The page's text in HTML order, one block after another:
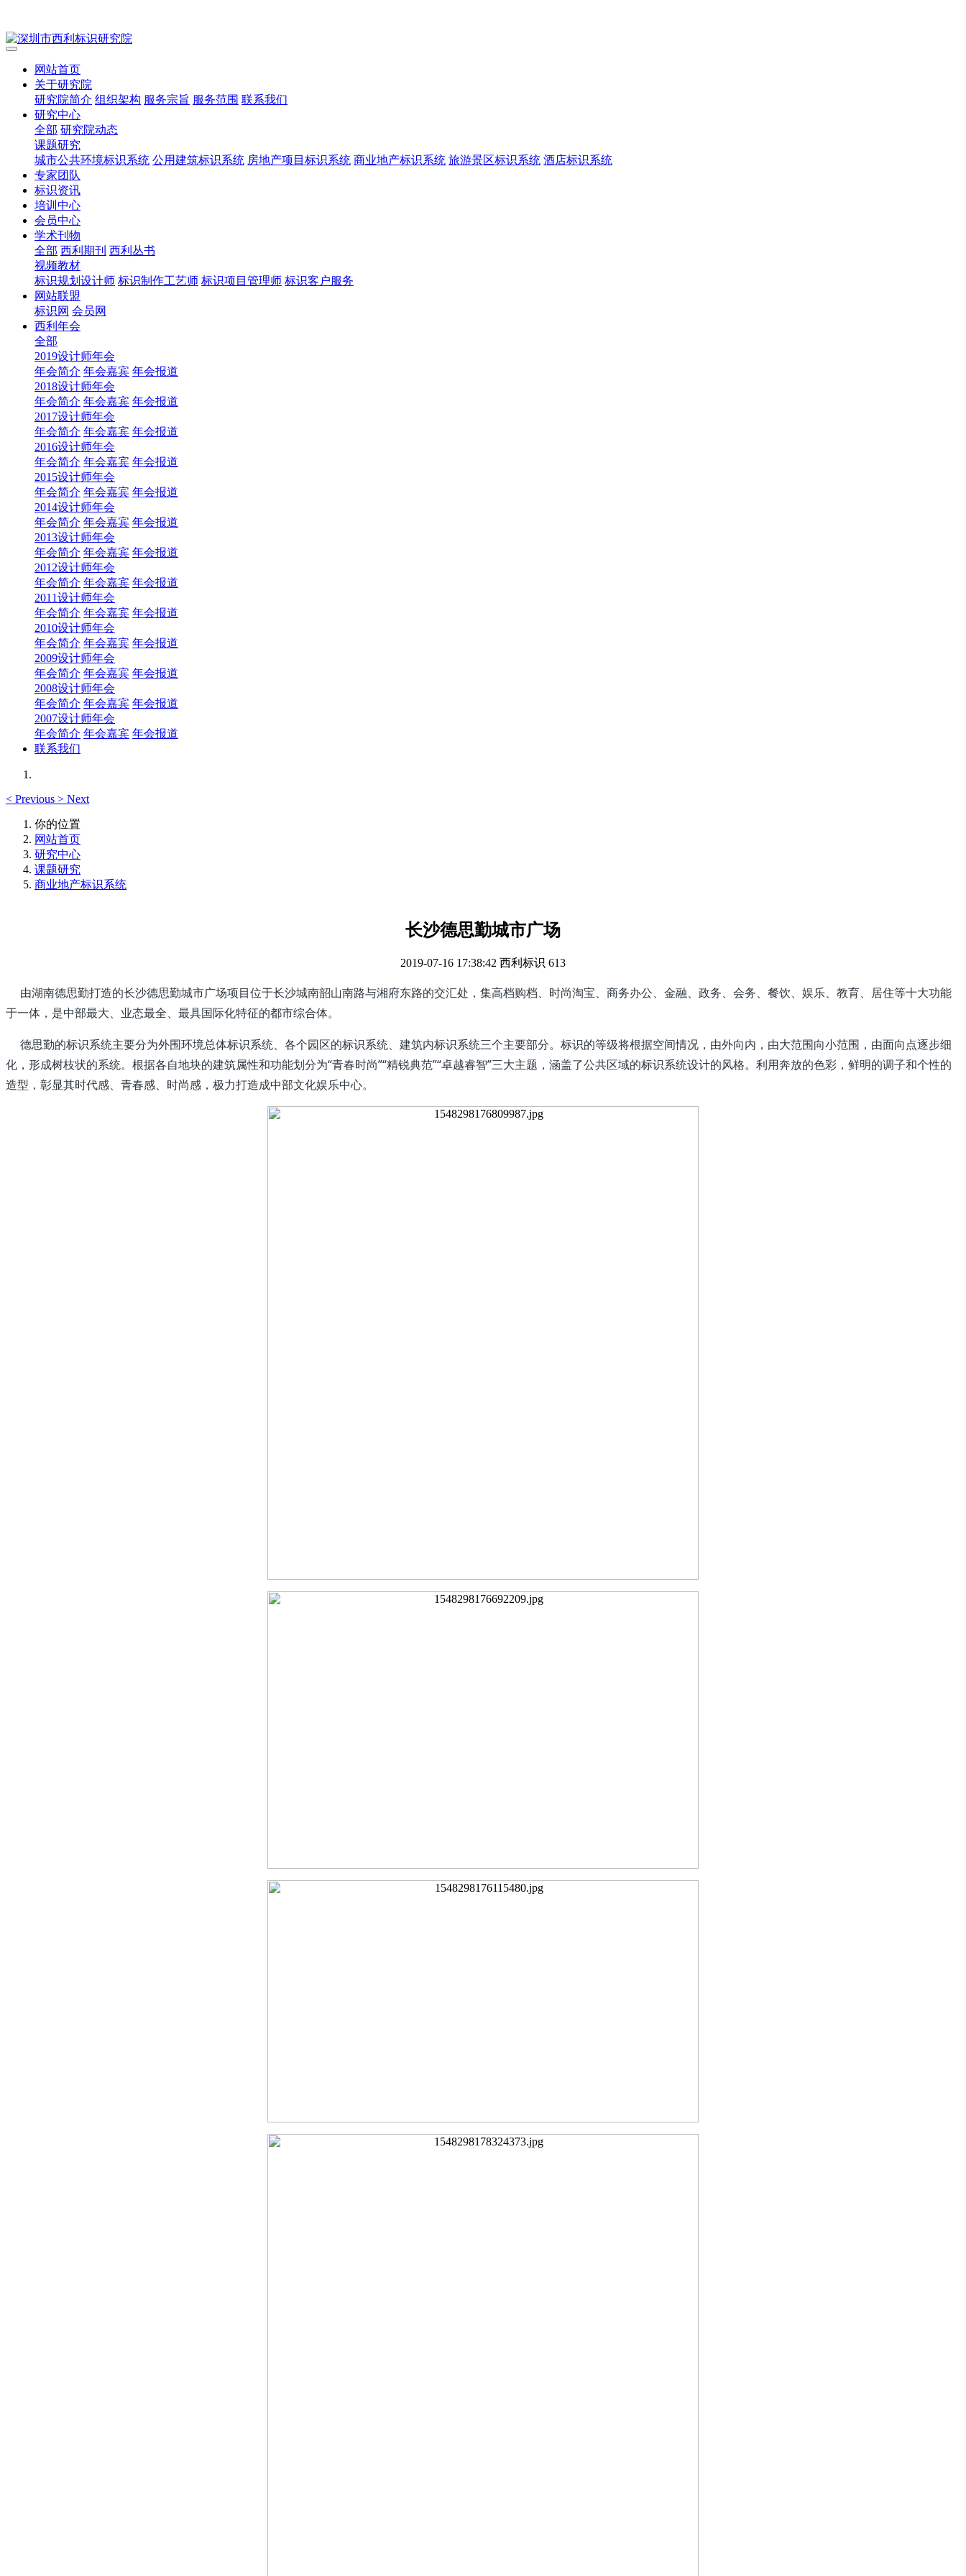
网站首页
关于研究院
研究院简介 组织架构 服务宗旨 服务范围 联系我们
研究中心
全部 研究院动态
课题研究
城市公共环境标识系统 公用建筑标识系统 房地产项目标识系统 商业地产标识系统 旅游景区标识系统 酒店标识系统
专家团队
标识资讯
培训中心
会员中心
学术刊物
全部 西利期刊 西利丛书
视频教材
标识规划设计师 标识制作工艺师 标识项目管理师 标识客户服务
网站联盟
标识网 会员网
西利年会
全部
2019设计师年会
年会简介 年会嘉宾 年会报道
2018设计师年会
年会简介 年会嘉宾 年会报道
2017设计师年会
年会简介 年会嘉宾 年会报道
2016设计师年会
年会简介 年会嘉宾 年会报道
2015设计师年会
年会简介 年会嘉宾 年会报道
2014设计师年会
年会简介 年会嘉宾 年会报道
2013设计师年会
年会简介 年会嘉宾 年会报道
2012设计师年会
年会简介 年会嘉宾 年会报道
2011设计师年会
年会简介 年会嘉宾 年会报道
2010设计师年会
年会简介 年会嘉宾 年会报道
2009设计师年会
年会简介 年会嘉宾 年会报道
2008设计师年会
年会简介 年会嘉宾 年会报道
2007设计师年会
年会简介 年会嘉宾 年会报道
联系我们
< Previous > Next
你的位置
网站首页
研究中心
课题研究
商业地产标识系统
长沙德思勤城市广场
2019-07-16 17:38:42 西利标识 613
由湖南德思勤打造的长沙德思勤城市广场项目位于长沙城南韶山南路与湘府东路的交汇处，集高档购档、时尚淘宝、商务办公、金融、政务、会务、餐饮、娱乐、教育、居住等十大功能
于一体，是中部最大、业态最全、最具国际化特征的都市综合体。
德思勤的标识系统主要分为外围环境总体标识系统、各个园区的标识系统、建筑内标识系统三个主要部分。标识的等级将根据空间情况，由外向内，由大范围向小范围，由面向点逐步细
化，形成树枝状的系统。根据各自地块的建筑属性和功能划分为“青春时尚”“精锐典范”“卓越睿智”三大主题，涵盖了公共区域的标识系统设计的风格。利用奔放的色彩，鲜明的调子和个性的
造型，彰显其时代感、青春感、时尚感，极力打造成中部文化娱乐中心。